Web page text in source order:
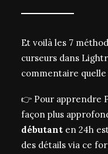
Et voilà les 7
curseurs dans
commentaire
👉 Pour apprendre
façon plus
débutant en 24h
des détails via ce